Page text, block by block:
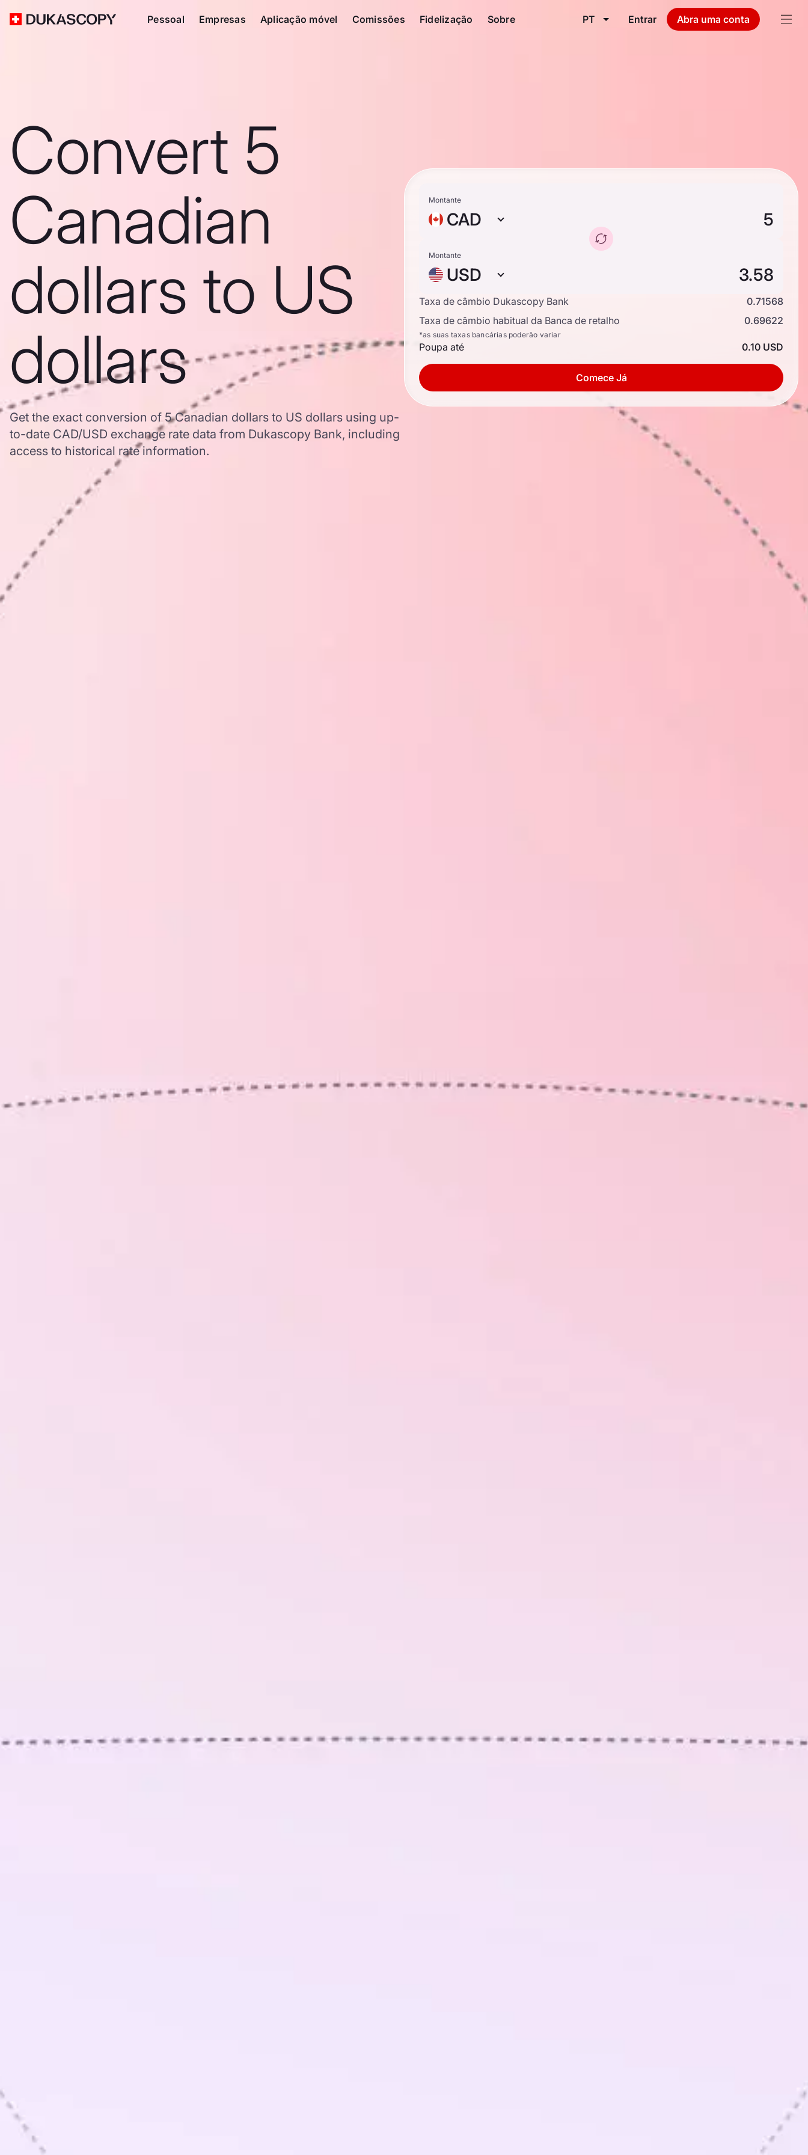
Pessoal Empresas Aplicação móvel Comissões Fidelização Sobre PT Entrar Abra uma conta
Convert 5
Canadian
dollars to US
dollars
Get the exact conversion of 5 Canadian dollars to US dollars using up-
to-date CAD/USD exchange rate data from Dukascopy Bank, including
access to historical rate information.
Montante
CAD
Montante
USD
Taxa de câmbio Dukascopy Bank
0.71568
Taxa de câmbio habitual da Banca de retalho
0.69622
*as suas taxas bancárias poderão variar
Poupa até 0.10 USD
Comece Já